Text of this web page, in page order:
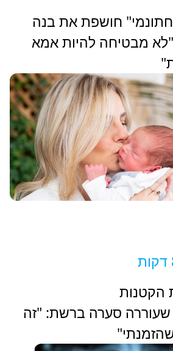
חושפת את בנה
מבטיחה להיות אמא
הקטנות
שעוררה סערה ברשת: "זה